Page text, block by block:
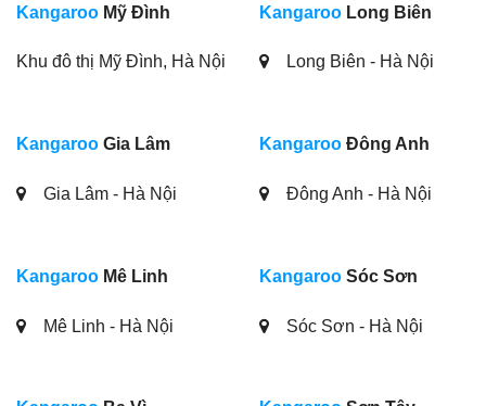
Kangaroo Mỹ Đình
Khu đô thị Mỹ Đình, Hà Nội
Kangaroo Long Biên
Long Biên - Hà Nội
Kangaroo Gia Lâm
Gia Lâm - Hà Nội
Kangaroo Đông Anh
Đông Anh - Hà Nội
Kangaroo Mê Linh
Mê Linh - Hà Nội
Kangaroo Sóc Sơn
Sóc Sơn - Hà Nội